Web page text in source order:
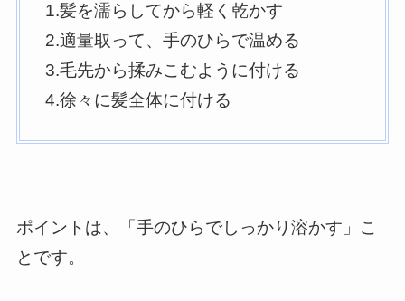
1.髪を濡らしてから軽く乾かす
2.適量取って、手のひらで温める
3.毛先から揉みこむように付ける
4.徐々に髪全体に付ける
ポイントは、「手のひらでしっかり溶かす」こ
とです。